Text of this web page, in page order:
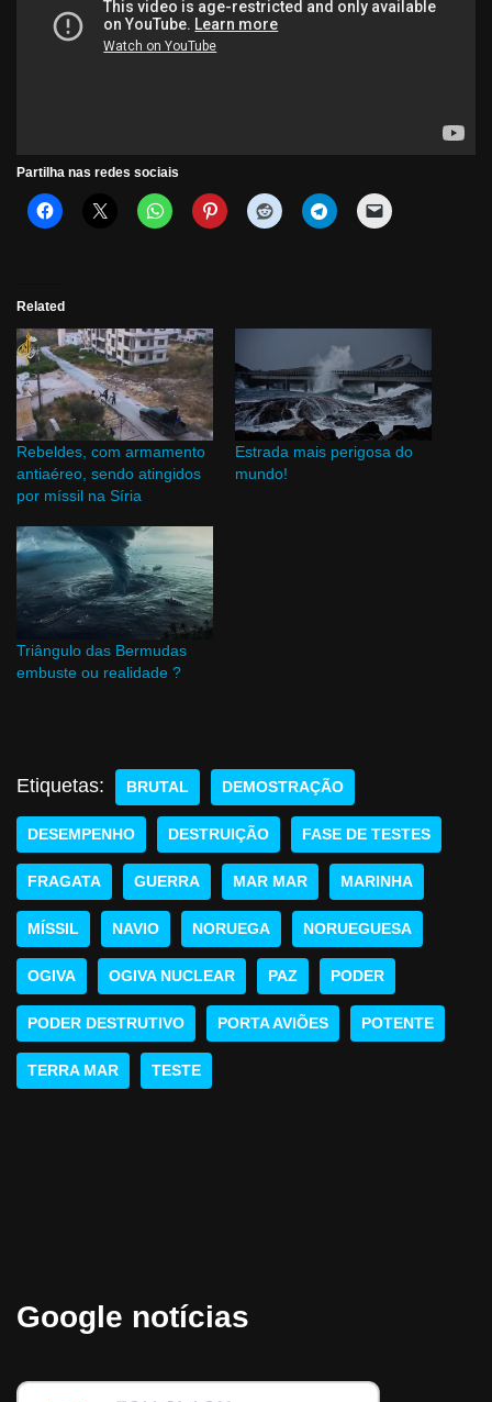
Partilha nas redes sociais
Related
Rebeldes, com armamento
antiaéreo, sendo atingidos
por míssil na Síria
Estrada mais perigosa do
mundo!
Triângulo das Bermudas
embuste ou realidade ?
Etiquetas: BRUTAL DEMOSTRAÇÃO
DESEMPENHO DESTRUIÇÃO FASE DE TESTES
FRAGATA GUERRA MAR MAR MARINHA
MÍSSIL NAVIO NORUEGA NORUEGUESA
OGIVA OGIVA NUCLEAR PAZ PODER
PODER DESTRUTIVO PORTA AVIÕES POTENTE
TERRA MAR TESTE
Google notícias